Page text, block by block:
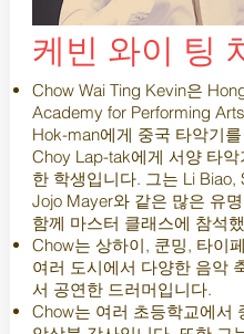
케빈 와이 팅
Chow Wai Ting Kevin은
Academy for Performing
Hok-man에게 중국 타악기
Choy Lap-tak에게 서양 타
한 학생입니다. 그는 Li Biao,
Jojo Mayer와 같은 많은 유
함께 마스터 클래스에 참석
Chow는 상하이, 쿤밍, 타이
여러 도시에서 다양한 음악
서 공연한 드러머입니다.
Chow는 여러 초등학교에서